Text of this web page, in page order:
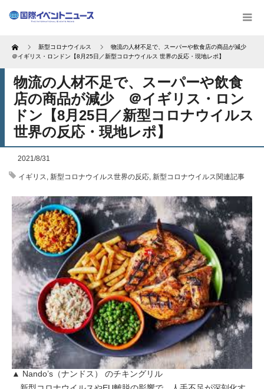
Home 新型コロナウイルス
物流の人材不足で、スーパーや飲食店の商品が減少
＠イギリス・ロンドン【8月25日／新型コロナウイルス 世界の反応・現地レポ】
物流の人材不足で、スーパーや飲食
店の商品が減少 ＠イギリス・ロン
ドン【8月25日／新型コロナウイルス
世界の反応・現地レポ】
2021/8/31
イギリス, 新型コロナウイルス世界の反応, 新型コロナウイルス関連記事
▲ Nando’s（ナンドス） のチキングリル